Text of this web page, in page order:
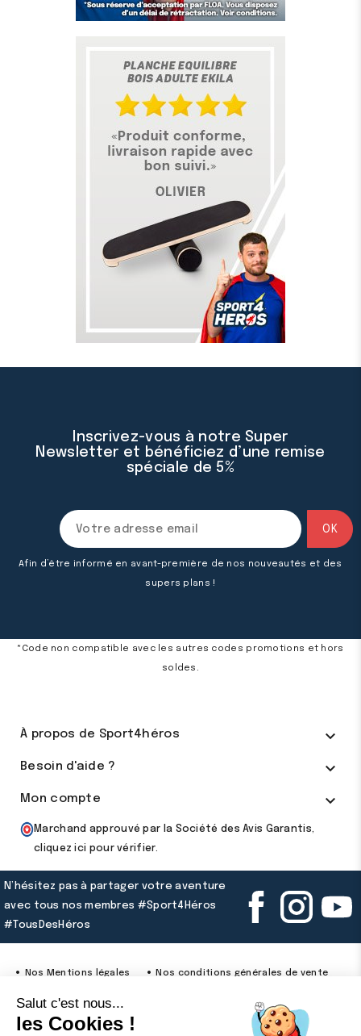
Inscrivez-vous à notre Super
Newsletter et bénéficiez d’une remise
spéciale de 5%
Afin d’être informé en avant-première de nos nouveautés et des
supers plans !
*Code non compatible avec les autres codes promotions et hors
soldes.
À propos de Sport4héros 
Besoin d'aide ? 
Mon compte 
Marchand approuvé par la Société des Avis Garantis,
cliquez ici pour vérifier.
N’hésitez pas à partager votre aventure
avec tous nos membres #Sport4Héros
#TousDesHéros
Nos Mentions légales Nos conditions générales de vente
Notre politique de confidentialité